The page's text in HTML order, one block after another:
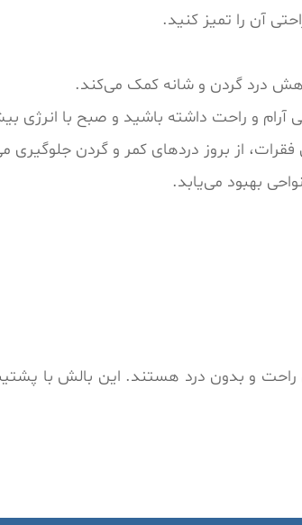
آن را تمیز کنید.
درد گردن و شانه کمک می‌کند.
و راحت داشته باشید و صبح با انرژی
از بروز دردهای کمر و گردن جلوگیری
بهبود می‌یابد.
راحت و بدون درد هستند. این بالش با